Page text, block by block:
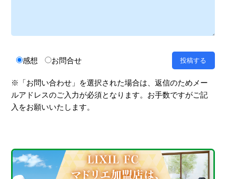
感想 お問合せ
※「お問い合わせ」を選択された場合は、返信のためメー
ルアドレスのご入力が必須となります。お手数ですがご記
入をお願いいたします。